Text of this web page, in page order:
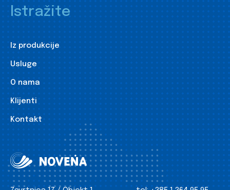
Istražite
Iz produkcije
Usluge
O nama
Klijenti
Kontakt